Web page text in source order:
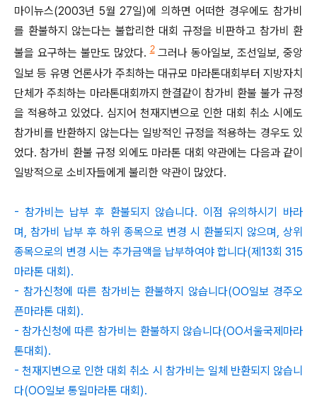
마이뉴스(2003년 5월 27일)에 의하면 어떠한 경우에도 참가비
를 환불하지 않는다는 불합리한 대회 규정을 비판하고 참가비 환
불을 요구하는 불만도 많았다.2그러나 동아일보, 조선일보, 중앙
일보 등 유명 언론사가 주최하는 대규모 마라톤대회부터 지방자치
단체가 주최하는 마라톤대회까지 한결같이 참가비 환불 불가 규정
을 적용하고 있었다. 심지어 천재지변으로 인한 대회 취소 시에도
참가비를 반환하지 않는다는 일방적인 규정을 적용하는 경우도 있
었다. 참가비 환불 규정 외에도 마라톤 대회 약관에는 다음과 같이
일방적으로 소비자들에게 불리한 약관이 많았다.
- 참가비는 납부 후 환불되지 않습니다. 이점 유의하시기 바라
며, 참가비 납부 후 하위 종목으로 변경 시 환불되지 않으며, 상위
종목으로의 변경 시는 추가금액을 납부하여야 합니다(제13회 315
마라톤 대회).
- 참가신청에 따른 참가비는 환불하지 않습니다(OO일보 경주오
픈마라톤 대회).
- 참가신청에 따른 참가비는 환불하지 않습니다(OO서울국제마라
톤대회).
- 천재지변으로 인한 대회 취소 시 참가비는 일체 반환되지 않습니
다(OO일보 통일마라톤 대회).